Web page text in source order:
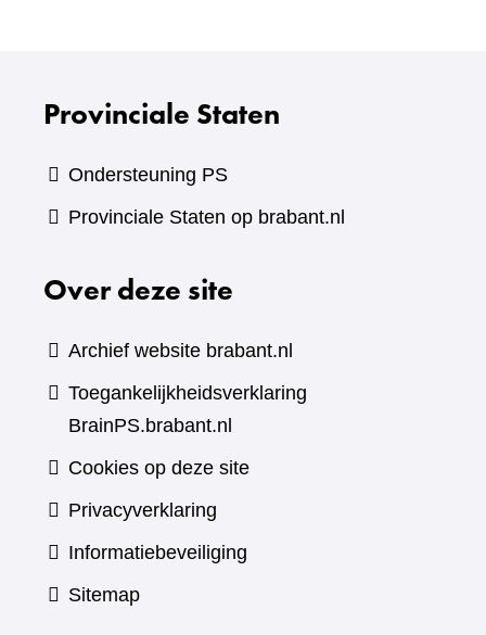
Provinciale Staten
Ondersteuning PS
Provinciale Staten op brabant.nl
Over deze site
Archief website brabant.nl
Toegankelijkheidsverklaring
BrainPS.brabant.nl
Cookies op deze site
Privacyverklaring
Informatiebeveiliging
Sitemap